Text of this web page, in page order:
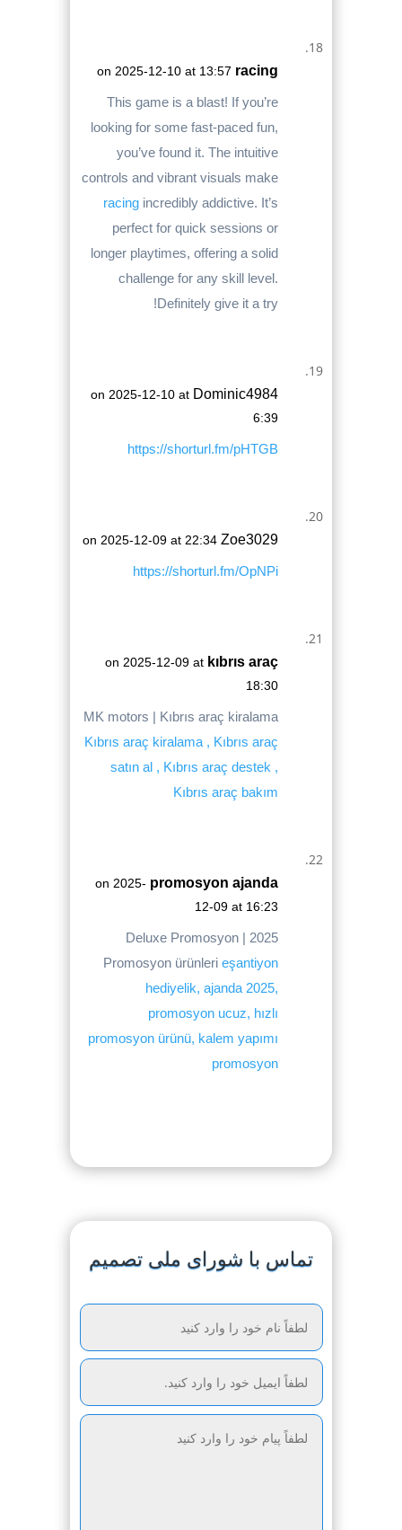
racing
on 2025-12-10 at 13:57
This game is a blast! If you’re
looking for some fast-paced fun,
you’ve found it. The intuitive
controls and vibrant visuals make
racingincredibly addictive. It’s
perfect for quick sessions or
longer playtimes, offering a solid
challenge for any skill level.
Definitely give it a try!
Dominic4984
on 2025-12-10 at
6:39
https://shorturl.fm/pHTGB
Zoe3029
on 2025-12-09 at 22:34
https://shorturl.fm/OpNPi
kıbrıs araç
on 2025-12-09 at
18:30
MK motors | Kıbrıs araç kiralama
Kıbrıs araç kiralama , Kıbrıs araç
satın al , Kıbrıs araç destek ,
Kıbrıs araç bakım
promosyon ajanda
on 2025-
12-09 at 16:23
Deluxe Promosyon | 2025
Promosyon ürünlerieşantiyon
hediyelik, ajanda 2025,
promosyon ucuz, hızlı
promosyon ürünü, kalem yapımı
promosyon
تماس با شورای ملی تصمیم